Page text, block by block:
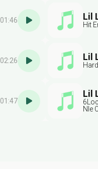
01:46 Lil
Hit
02:26 Lil
01:47
Lil
Nle